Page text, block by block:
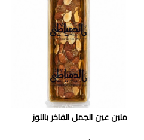
ملبن عين الجمل الفاخر باللوز